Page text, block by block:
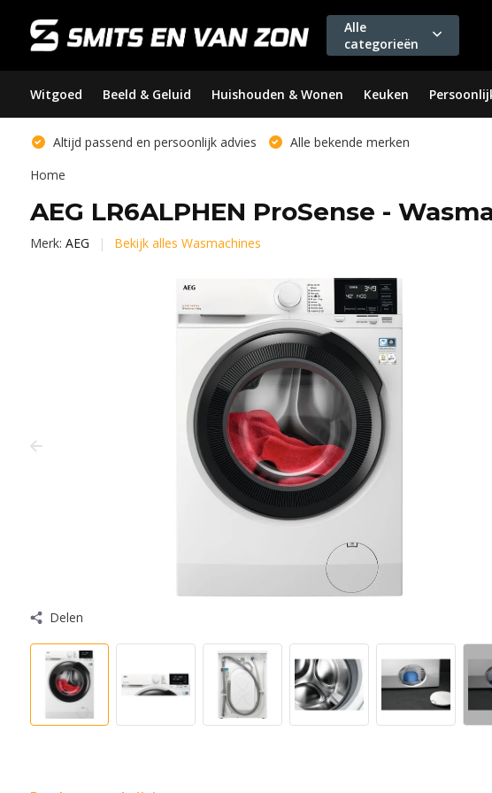
Alle
categorieën
Witgoed Beeld & Geluid Huishouden & Wonen Keuken
Altijd passend en persoonlijk advies
Alle bekende merken
Home
AEG LR6ALPHEN ProSense -
Merk: AEG Bekijk alles Wasmachines
Delen